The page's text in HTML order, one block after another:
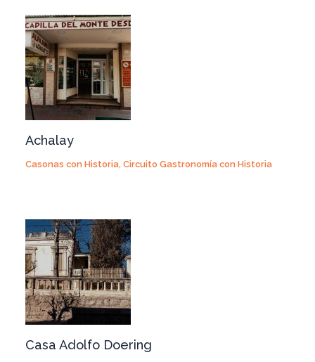
Achalay
Casonas con Historia,Circuito Gastronomía con Historia
Casa Adolfo Doering